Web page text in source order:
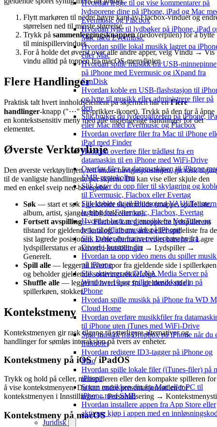
Hvordan legge til og vise kommentarer på
lydsporene dine på iPhone, iPad og Mac
Evermusic og Flacbox
Hvordan lytte til lydbøker på iPhone, iPad
Mac med Evermusic
Hvordan spille lokal musikk lagret pa
eller Mac
Hvordan spille musikk fra USB-minnepinne
på iPhone med Evermusic og iXpand fra
SanDisk
Hvordan koble en USB-flashstasjon til
og lytte til musikk eller administrere filer på
den
Slik bruker du lydequalizeren på iPhone,
eller Mac med Evermusic og Flacbox
Hvordan overføre filer fra Mac til iPhone
iPad med Finder
Hvordan overføre filer trådløst fra en
datamaskin til en iPhone med WiFi-Drive
Overfør filer fra datamaskinen til iPhone
SMB-protokollen
Slik laster du opp filer til skylagring og
til Evermusic, Flacbox eller Evertag
Slik kobler du til Bluesound VAULTs
lagring fra Evermusic, Flacbox, Evertag
Hvordan laste ned musikk fra YouTube og
lytte til offline musikk på iPhone
Slik kobler du fra en tredjepartsapp fra
Google-kontoen din
Hvordan ta opp video mens du spiller
på iPhone
Slik aktiverer du DLNA Media Server på
Windows 10 og spiller musikken din på
iPhone
Hvordan spille musikk på iPhone fra WD
Cloud Home
Hvordan overføre musikkfiler fra
til iPhone uten iTunes med WiFi-Drive
Spill musikk fra Dropbox på iPhone når du
frakoblet
Hvordan redigere ID3-tagger på iPhone og
Mac
Hvordan spille lokale filer (iTunes-filer) på
iPhone
Strøm musikken din fra Mac eller PC til
iPhone med SMB
Hvordan installere appen fra App Store eller
aktivere kjøp i appen med en
Juridisk
Flytt markøren til nedre høyre kant av Flacbox-vinduet og
størrelsen ned til minste størrelse.
Trykk på sammenleggingsknappen(nedoverpilen) for å bytte
til minispillervinduet.
For å holde det øverst over alle andre apper, velg Vindu → Vis
vindu alltid på toppen fra macOS-menylinjen.
Flere Handlinger
Praktisk talt hvert innholdselement på skjermen har enFlere
handlinger-knapp ("⋯" tre-prikker-ikonet). Trykk på den for å åpne
en kontekstsensitiv meny med alle tilgjengelige handlinger for det
elementet.
Øverste Verktøylinje
Den øverste verktøylinjen, rett under navigasjonslinjen, gir rask
til de vanligste handlingene per skjerm. Du kan vise eller skjule den
med en enkel sveip ned-bevegelse.
Søk — start et søk i gjeldende skjermbilde (mappe, spilleliste,
album, artist, sjanger, bibliotek eller kø).
Fortsett avspilling— Flacbox kan gjenopprette lydspillerens
tilstand for gjeldende katalog, album, artist eller spilleliste fra
sist lagrede posisjonen. Dette alternativet vises bare hvis Lagre
lydspillerstatus er aktivert i Innstillinger → Lydspiller →
Generelt.
Spill alle — legger til hvert spor fra gjeldende side i
og beholder gjeldende sorteringsrekkefølge.
Shuffle alle — legger til hvert spor fra gjeldende side i
spillerkøen, stokket.
Kontekstmeny
Kontekstmenyen gir rask tilgang til ytterligere alternativer og
handlinger for sømløs interaksjon på tvers av enheter.
Kontekstmeny på iOS / iPadOS
Trykk og hold på celler, minispilleren eller den kompakte spilleren for
å vise kontekstmenyen. Du kan endre presentasjonsstilen for
kontekstmenyen i Innstillinger → Personalisering →
Kontekstmeny på macOS